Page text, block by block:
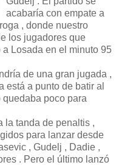
acabaría con empate a
, donde nuestro
los jugadores que
Losada en el minuto 95
de una gran jugada ,
está a punto de batir al
poco para
la tanda de penaltis ,
para lanzar desde
, Gudelj , Dadie ,
. Pero el último lanzó